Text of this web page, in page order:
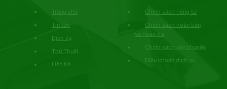
Trang chủ
Tin tức
Dịch vụ
Thủ Thuật
Liên hệ
Chính sách riêng tư
Chính sách hoàn tiền
và hoàn trả
Chính sách vận chuyển
Điều khoản dịch vụ